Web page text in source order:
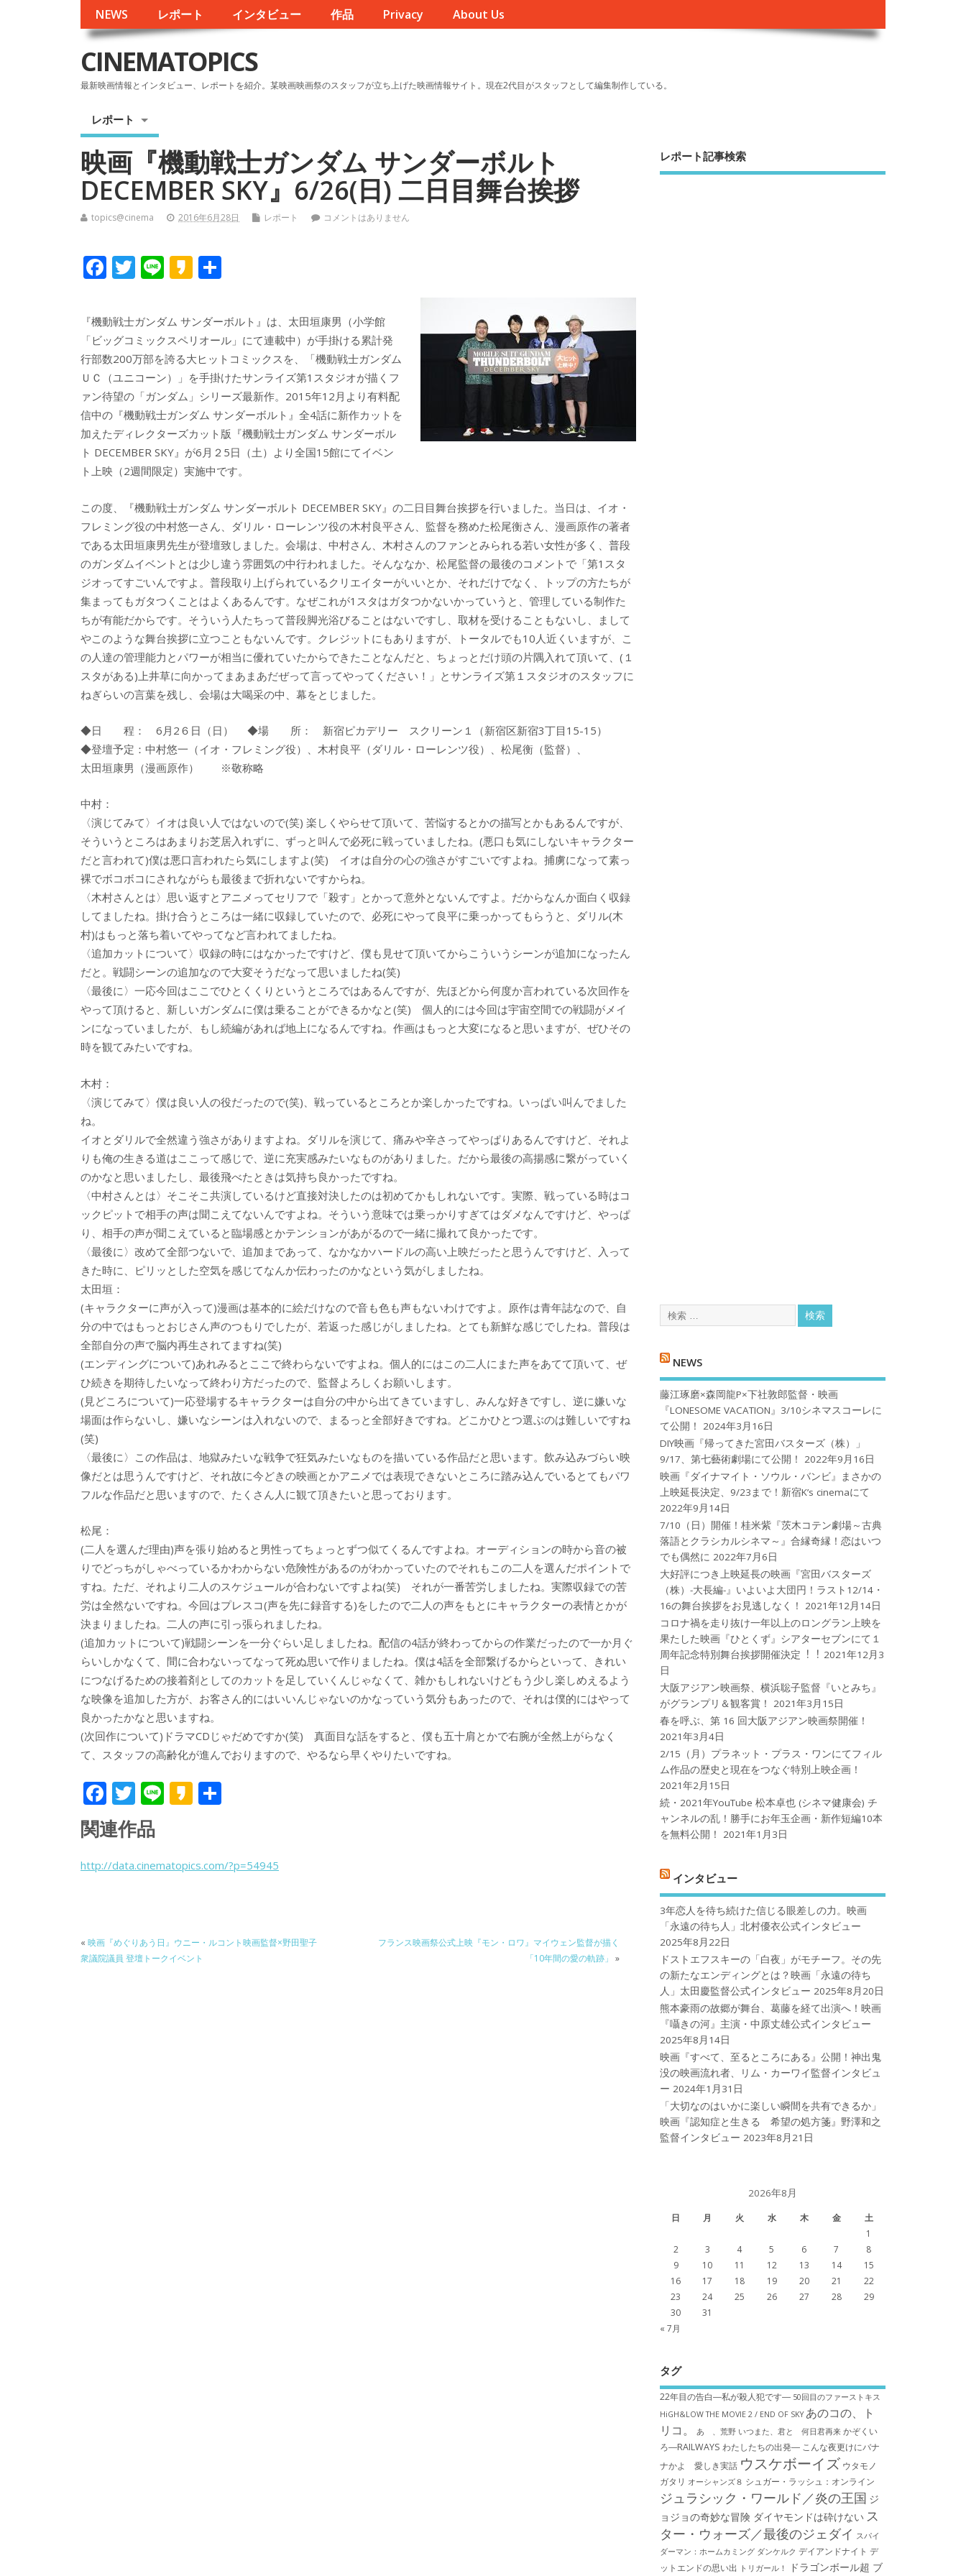
NEWS レポート インタビュー 作品 Privacy About Us
CINEMATOPICS
最新映画情報とインタビュー、レポートを紹介。某映画映画祭のスタッフが立ち上げた映画情報サイト。現在2代目がスタッフとして編集制作している。
レポート
映画『機動戦士ガンダム サンダーボルト
DECEMBER SKY』6/26(日) 二日目舞台挨拶
topics@cinema 2016年6月28日 レポート コメントはありません
F
e
b
o
o
k
T
itt
er
Li
e
K
k
a
o
『機動戦士ガンダム サンダーボルト』は、太田垣康男（小学館
「ビッグコミックスペリオール」にて連載中）が手掛ける累計発
行部数200万部を誇る大ヒットコミックスを、「機動戦士ガンダム
ＵＣ（ユニコーン）」を手掛けたサンライズ第1スタジオが描くフ
ァン待望の「ガンダム」シリーズ最新作。2015年12月より有料配
信中の『機動戦士ガンダム サンダーボルト』全4話に新作カットを
加えたディレクターズカット版『機動戦士ガンダム サンダーボル
ト DECEMBER SKY』が6月２5日（土）より全国15館にてイベン
ト上映（2週間限定）実施中です。
この度、『機動戦士ガンダム サンダーボルト DECEMBER SKY』の二日目舞台挨拶を行いました。当日は、イオ・
フレミング役の中村悠一さん、ダリル・ローレンツ役の木村良平さん、監督を務めた松尾衡さん、漫画原作の著者
である太田垣康男先生が登壇致しました。会場は、中村さん、木村さんのファンとみられる若い女性が多く、普段
のガンダムイベントとは少し違う雰囲気の中行われました。そんななか、松尾監督の最後のコメントで「第1スタ
ジオってすごいんですよ。普段取り上げられているクリエイターがいいとか、それだけでなく、トップの方たちが
集まってもガタつくことはよくあるんです。なぜこれが1スタはガタつかないかっていうと、管理している制作た
ちが有能だからです。そういう人たちって普段脚光浴びることはないですし、取材を受けることもないし、まして
やこのような舞台挨拶に立つこともないんです。クレジットにもありますが、トータルでも10人近くいますが、こ
の人達の管理能力とパワーが相当に優れていたからできたことなんだと、ちょっとだけ頭の片隅入れて頂いて、(１
スタがある)上井草に向かってまあまあだぜって言ってやってください！」とサンライズ第１スタジオのスタッフに
ねぎらいの言葉を残し、会場は大喝采の中、幕をとじました。
◆日 程： 6月2６日（日） ◆場 所： 新宿ピカデリー スクリーン１（新宿区新宿3丁目15-15）
◆登壇予定：中村悠一（イオ・フレミング役）、木村良平（ダリル・ローレンツ役）、松尾衡（監督）、
太田垣康男（漫画原作） ※敬称略
中村：
〈演じてみて〉イオは良い人ではないので(笑) 楽しくやらせて頂いて、苦悩するとかの描写とかもあるんですが、
そういうところはあまりお芝居入れずに、ずっと叫んで必死に戦っていましたね。(悪口も気にしないキャラクター
だと言われて)僕は悪口言われたら気にしますよ(笑) イオは自分の心の強さがすごいですよね。捕虜になって素っ
裸でボコボコにされながらも最後まで折れないですからね。
〈木村さんとは〉思い返すとアニメってセリフで「殺す」とかって意外とないんですよ。だからなんか面白く収録
してましたね。掛け合うところは一緒に収録していたので、必死にやって良平に乗っかってもらうと、ダリル(木
村)はもっと落ち着いてやってなど言われてましたね。
〈追加カットについて〉収録の時にはなかったですけど、僕も見せて頂いてからこういうシーンが追加になったん
だと。戦闘シーンの追加なので大変そうだなって思いましたね(笑)
〈最後に〉一応今回はここでひとくくりというところではあるんですが、先ほどから何度か言われている次回作を
やって頂けると、新しいガンダムに僕は乗ることができるかなと(笑) 個人的には今回は宇宙空間での戦闘がメイ
ンになっていましたが、もし続編があれば地上になるんですね。作画はもっと大変になると思いますが、ぜひその
時を観てみたいですね。
木村：
〈演じてみて〉僕は良い人の役だったので(笑)、戦っているところとか楽しかったですね。いっぱい叫んでました
ね。
イオとダリルで全然違う強さがありますよね。ダリルを演じて、痛みや辛さってやっぱりあるんですけど、それよ
りも俺の生きる道はここって感じで、逆に充実感みたいなものがありました。だから最後の高揚感に繋がっていく
のかなと思いましたし、最後飛べたときは気持ち良かったですね。
〈中村さんとは〉そこそこ共演しているけど直接対決したのは初めてかもしれないです。実際、戦っている時はコ
ックピットで相手の声は聞こえてないんですよね。そういう意味では乗っかりすぎてはダメなんですけど、やっぱ
り、相手の声が聞こえていると臨場感とかテンションがあがるので一緒に撮れて良かったです。
〈最後に〉改めて全部つないで、追加まであって、なかなかハードルの高い上映だったと思うんですけど、入って
きた時に、ピリッとした空気を感じてなんか伝わったのかなという気がしましたね。
太田垣：
(キャラクターに声が入って)漫画は基本的に絵だけなので音も色も声もないわけですよ。原作は青年誌なので、自
分の中ではもっとおじさん声のつもりでしたが、若返った感じがしましたね。とても新鮮な感じでしたね。普段は
全部自分の声で脳内再生されてますね(笑)
(エンディングについて)あれみるとここで終わらないですよね。個人的にはこの二人にまた声をあてて頂いて、ぜ
ひ続きを期待したいなって終わり方だったので、監督よろしくお願いします。
(見どころについて)一応登場するキャラクターは自分の中から出てきていますし、みんな好きですし、逆に嫌いな
場面は作らないし、嫌いなシーンは入れないので、まるっと全部好きですね。どこかひとつ選ぶのは難しいですね
(笑)
〈最後に〉この作品は、地獄みたいな戦争で狂気みたいなものを描いている作品だと思います。飲み込みづらい映
像だとは思うんですけど、それ故に今どきの映画とかアニメでは表現できないところに踏み込んでいるとてもパワ
フルな作品だと思いますので、たくさん人に観て頂きたいと思っております。
松尾：
(二人を選んだ理由)声を張り始めると男性ってちょっとずつ似てくるんですよね。オーディションの時から音の被
りでどっちがしゃべっているかわからない危険性があるのがわかっていたのでそれもこの二人を選んだポイントで
すね。ただ、それより二人のスケジュールが合わないですよね(笑) それが一番苦労しましたね。実際収録での苦
労は全然ないですね。今回はプレスコ(声を先に録音する)をしたので二人の声をもとにキャラクターの表情とかが
決まりましたね。二人の声に引っ張られましたね。
(追加カットについて)戦闘シーンを一分ぐらい足しましたね。配信の4話が終わってからの作業だったので一か月ぐ
らいしかなくて、間に合わないってなって死ぬ思いで作りましたね。僕は4話を全部繋げるからといって、きれい
につなげるための接着剤としてのカットを足していくんじゃなくて、雑かもしれないけどもう少し楽しめえるよう
な映像を追加した方が、お客さん的にはいいんじゃないのかなっていう気分もあったので、それは僕的にはやって
良かったかなと思いますね。
(次回作について)ドラマCDじゃだめですか(笑) 真面目な話をすると、僕も五十肩とかで右腕が全然上がらなく
て、スタッフの高齢化が進んでおりますので、やるなら早くやりたいですね。
F
ac
e
b
k
T
w
itt
er
Li K
a
関連作品
http://data.cinematopics.com/?p=54945
« 映画『めぐりあう日』ウニー・ルコント映画監督×野田聖子
衆議院議員 登壇トークイベント
フランス映画祭公式上映『モン・ロワ』マイウェン監督が描く
「10年間の愛の軌跡」 »
レポート記事検索
NEWS
藤江琢磨×森岡龍P×下社敦郎監督・映画
『LONESOME VACATION』3/10シネマスコーレに
て公開！
2024年3月16日
DIY映画『帰ってきた宮田バスターズ（株）」
9/17、第七藝術劇場にて公開！
2022年9月16日
映画『ダイナマイト・ソウル・バンビ』まさかの
上映延長決定、9/23まで！新宿K’s cinemaにて
2022年9月14日
7/10（日）開催！桂米紫『茨木コテン劇場～古典
落語とクラシカルシネマ～』合縁奇縁！恋はいつ
でも偶然に 2022年7月6日
大好評につき上映延長の映画『宮田バスターズ
（株）-大長編-』いよいよ大団円！ラスト12/14・
16の舞台挨拶をお見逃しなく！
2021年12月14日
コロナ禍を⾛り抜け⼀年以上のロングラン上映を
果たした映画『ひとくず』シアターセブンにて１
周年記念特別舞台挨拶開催決定︕︕ 2021年12月3
日
大阪アジアン映画祭、横浜聡子監督『いとみち』
がグランプリ＆観客賞！
2021年3月15日
春を呼ぶ、第 16 回大阪アジアン映画祭開催！
2021年3月4日
2/15（月）プラネット・プラス・ワンにてフィル
ム作品の歴史と現在をつなぐ特別上映企画！
2021年2月15日
続・2021年YouTube 松本卓也 (シネマ健康会) チ
ャンネルの乱！勝手にお年玉企画・新作短編10本
を無料公開！
2021年1月3日
インタビュー
3年恋人を待ち続けた信じる眼差しの力。映画
「永遠の待ち人」北村優衣公式インタビュー
2025年8月22日
ドストエフスキーの「白夜」がモチーフ。その先
の新たなエンディングとは？映画「永遠の待ち
人」太田慶監督公式インタビュー 2025年8月20日
熊本豪雨の故郷が舞台、葛藤を経て出演へ！映画
『囁きの河』主演・中原丈雄公式インタビュー
2025年8月14日
映画『すべて、至るところにある』公開！神出鬼
没の映画流れ者、リム・カーワイ監督インタビュ
ー 2024年1月31日
「大切なのはいかに楽しい瞬間を共有できるか」
映画『認知症と生きる 希望の処方箋』野澤和之
監督インタビュー 2023年8月21日
2026年8月
日 月 火 水 木 金
土
1
2
3 4 5 6 7
8
9
10 11 12 13 14
15
16
17 18 19 20 21
22
23
24 25 26 27 28
29
30
31
« 7月
タグ
22年目の告白―私が殺人犯です― 50回目のファーストキス
HiGH&LOW THE MOVIE 2 / END OF SKY あのコの、ト
リコ。
あゝ、荒野 いつまた、君と 何日君再来 かぞくい
ろ―RAILWAYS わたしたちの出発― こんな夜更けにバナ
ナかよ 愛しき実話 ウスケボーイズ ウタモノ
ガタリ オーシャンズ８ シュガー・ラッシュ：オ​ンライン
ジュラシック・ワールド／炎の王国 ジ
ョジョの奇妙な冒険 ダイヤモンドは砕けない ス
ター・ウォーズ／最後のジェダイ スパイ
ダーマン：ホームカミング ダンケルク デイアンドナイト デ
ットエンドの思い出
トリガール！ ドラゴンボール超 ブ